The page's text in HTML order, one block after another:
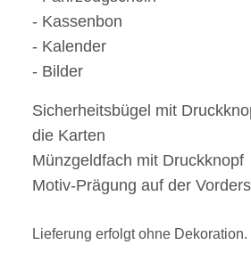
- Kassenbon
- Kalender
- Bilder
Sicherheitsbügel mit
die Karten
Münzgeldfach mit Druckknopf
Motiv-Prägung auf der
Lieferung erfolgt ohne Dekoration.